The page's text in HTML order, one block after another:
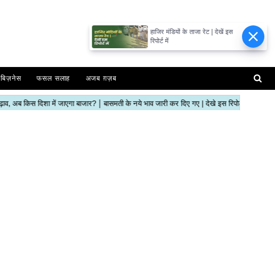
बिज़नेस फसल सलाह अजब ग़ज़ब
हाजिर मंडियों के ताजा रेट | देखें इस
रिपोर्ट में